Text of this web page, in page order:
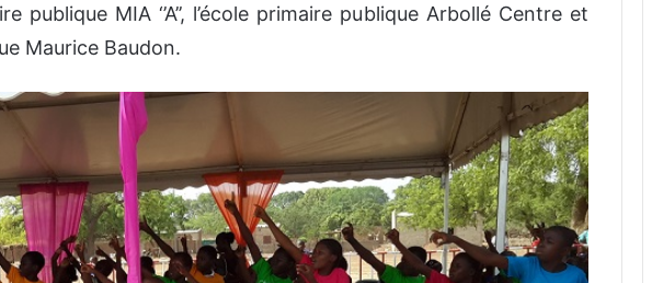
publique MIA ‘’A’’, l’école primaire publique Arbollé Centre et
Maurice Baudon.